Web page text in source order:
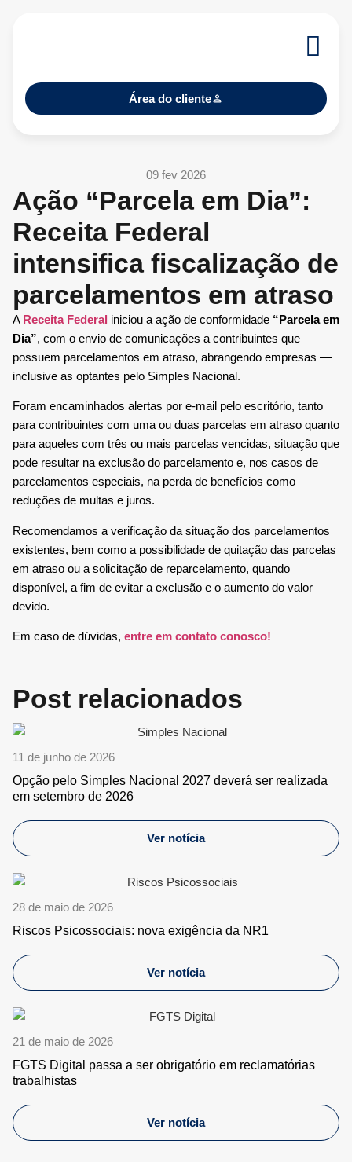
Área do cliente
09 fev 2026
Ação “Parcela em Dia”:
Receita Federal
intensifica fiscalização de
parcelamentos em atraso
A Receita Federal iniciou a ação de conformidade “Parcela em
Dia”, com o envio de comunicações a contribuintes que
possuem parcelamentos em atraso, abrangendo empresas —
inclusive as optantes pelo Simples Nacional.
Foram encaminhados alertas por e-mail pelo escritório, tanto
para contribuintes com uma ou duas parcelas em atraso quanto
para aqueles com três ou mais parcelas vencidas, situação que
pode resultar na exclusão do parcelamento e, nos casos de
parcelamentos especiais, na perda de benefícios como
reduções de multas e juros.
Recomendamos a verificação da situação dos parcelamentos
existentes, bem como a possibilidade de quitação das parcelas
em atraso ou a solicitação de reparcelamento, quando
disponível, a fim de evitar a exclusão e o aumento do valor
devido.
Em caso de dúvidas, entre em contato conosco!
Post relacionados
11 de junho de 2026
Opção pelo Simples Nacional 2027 deverá ser realizada
em setembro de 2026
Ver notícia
28 de maio de 2026
Riscos Psicossociais: nova exigência da NR1
Ver notícia
21 de maio de 2026
FGTS Digital passa a ser obrigatório em reclamatórias
trabalhistas
Ver notícia